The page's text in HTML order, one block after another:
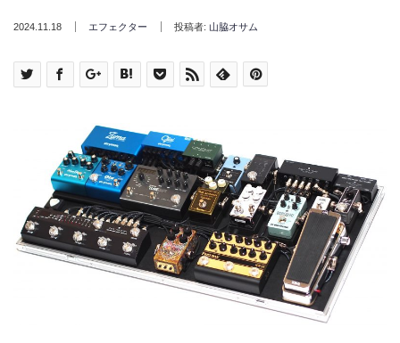
2024.11.18 エフェクター 投稿者: 山脇オサム